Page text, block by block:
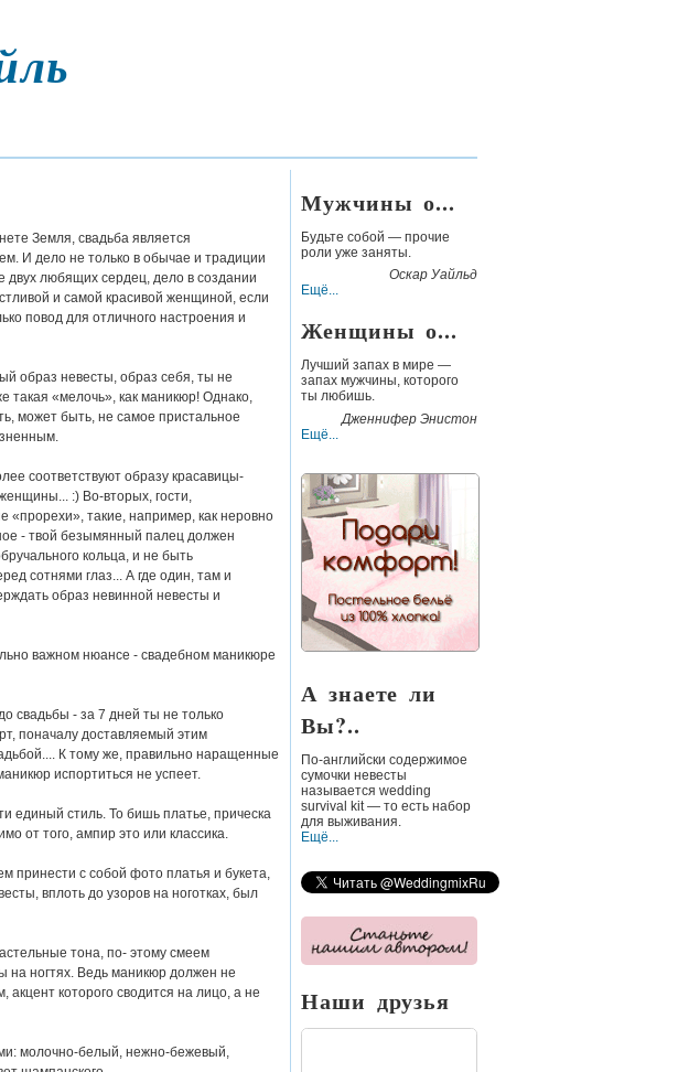
Земля, свадьба является
И дело не только в обычае и традиции
двух любящих сердец, дело в создании
и самой красивой женщиной, если
повод для отличного настроения и
образ невесты, образ себя, ты не
такая «мелочь», как маникюр! Однако,
может быть, не самое пристальное
соответствуют образу красавицы-
:) Во-вторых, гости,
такие, например, как неровно
- твой безымянный палец должен
кольца, и не быть
сотнями глаз... А где один, там и
образ невинной невесты и
важном нюансе - свадебном маникюре
свадьбы - за 7 дней ты не только
поначалу доставляемый этим
К тому же, правильно наращенные
испортиться не успеет.
единый стиль. То бишь платье, прическа
от того, ампир это или классика.
принести с собой фото платья и букета,
вплоть до узоров на ноготках, был
тона, по- этому смеем
на ногтях. Ведь маникюр должен не
акцент которого сводится на лицо, а не
молочно-белый, нежно-бежевый,
Мужчины о...
Будьте собой — прочие
роли уже заняты.
Оскар Уайльд
Ещё...
Женщины о...
Лучший запах в мире —
запах мужчины, которого
ты любишь.
Дженнифер Энистон
Ещё...
А знаете ли
Вы?..
По-английски содержимое
сумочки невесты
называется wedding
survival kit — то есть набор
для выживания.
Ещё...
Наши друзья